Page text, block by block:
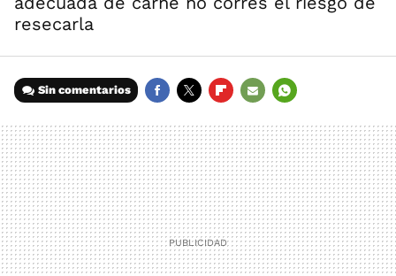
resecarla
Sin comentarios
MAIL